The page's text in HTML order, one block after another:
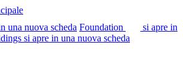
una nuova scheda Foundation
si apre in
si apre in una nuova scheda